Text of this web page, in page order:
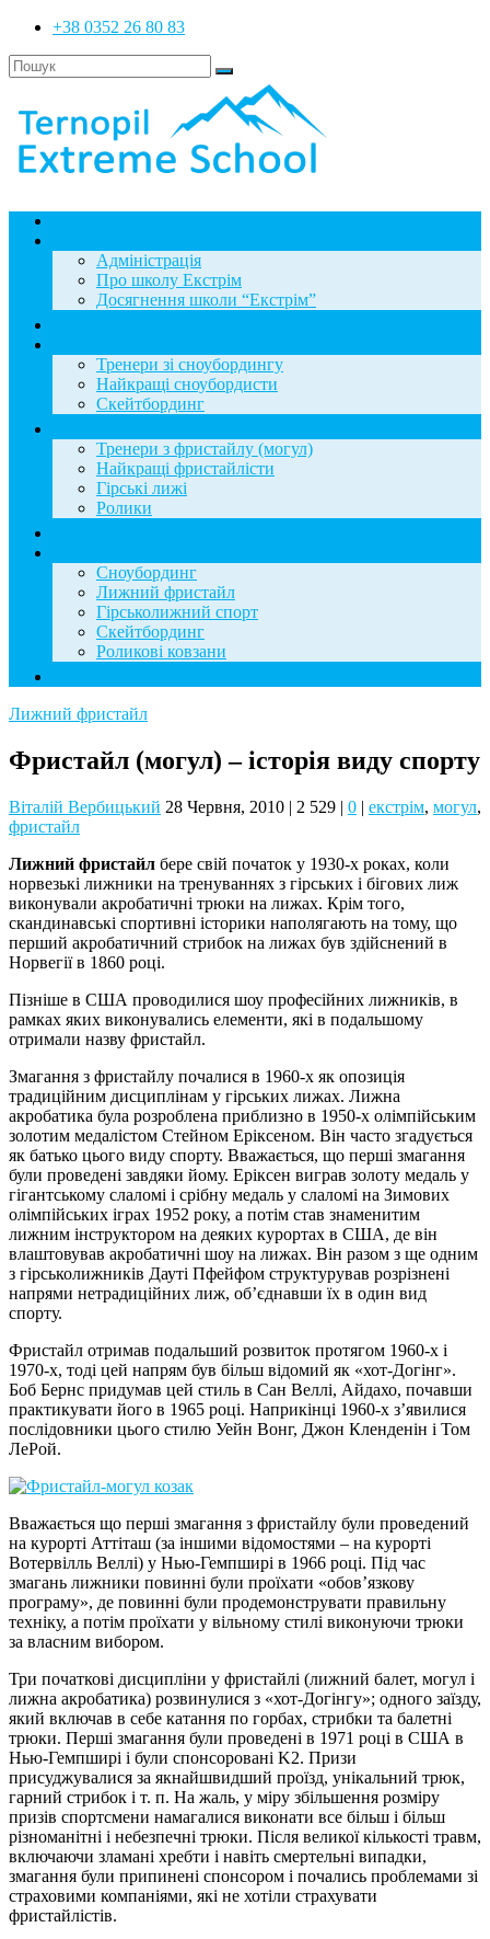
+38 0352 26 80 83
Адміністрація
Про школу Екстрім
Досягнення школи “Екстрім”
Тренери зі сноубордингу
Найкращі сноубордисти
Скейтбординг
Тренери з фристайлу (могул)
Найкращі фристайлісти
Гірські лижі
Ролики
Сноубординг
Лижний фристайл
Гірськолижний спорт
Скейтбординг
Роликові ковзани
Лижний фристайл
Фристайл (могул) – історія виду спорту
Віталій Вербицький 28 Червня, 2010 | 2 529 | 0 | екстрім, могул,
фристайл
Лижний фристайл бере свій початок у 1930-х роках, коли
норвезькі лижники на тренуваннях з гірських і бігових лиж
виконували акробатичні трюки на лижах. Крім того,
скандинавські спортивні історики наполягають на тому, що
перший акробатичний стрибок на лижах був здійснений в
Норвегії в 1860 році.
Пізніше в США проводилися шоу професійних лижників, в
рамках яких виконувались елементи, які в подальшому
отримали назву фристайл.
Змагання з фристайлу почалися в 1960-х як опозиція
традиційним дисциплінам у гірських лижах. Лижна
акробатика була розроблена приблизно в 1950-х олімпійським
золотим медалістом Стейном Еріксеном. Він часто згадується
як батько цього виду спорту. Вважається, що перші змагання
були проведені завдяки йому. Еріксен виграв золоту медаль у
гігантському слаломі і срібну медаль у слаломі на Зимових
олімпійських іграх 1952 року, а потім став знаменитим
лижним інструктором на деяких курортах в США, де він
влаштовував акробатичні шоу на лижах. Він разом з ще одним
з гірськолижників Дауті Пфейфом структурував розрізнені
напрями нетрадиційних лиж, об’єднавши їх в один вид
спорту.
Фристайл отримав подальший розвиток протягом 1960-х і
1970-х, тоді цей напрям був більш відомий як «хот-Догінг».
Боб Бернс придумав цей стиль в Сан Веллі, Айдахо, почавши
практикувати його в 1965 році. Наприкінці 1960-х з’явилися
послідовники цього стилю Уейн Вонг, Джон Кленденін і Том
ЛеРой.
Вважається що перші змагання з фристайлу були проведений
на курорті Аттіташ (за іншими відомостями – на курорті
Вотервілль Веллі) у Нью-Гемпширі в 1966 році. Під час
змагань лижники повинні були проїхати «обов’язкову
програму», де повинні були продемонструвати правильну
техніку, а потім проїхати у вільному стилі виконуючи трюки
за власним вибором.
Три початкові дисципліни у фристайлі (лижний балет, могул і
лижна акробатика) розвинулися з «хот-Догінгу»; одного заїзду,
який включав в себе катання по горбах, стрибки та балетні
трюки. Перші змагання були проведені в 1971 році в США в
Нью-Гемпширі і були спонсоровані K2. Призи
присуджувалися за якнайшвидший проїзд, унікальний трюк,
гарний стрибок і т. п. На жаль, у міру збільшення розміру
призів спортсмени намагалися виконати все більш і більш
різноманітні і небезпечні трюки. Після великої кількості травм,
включаючи зламані хребти і навіть смертельні випадки,
змагання були припинені спонсором і почались проблемами зі
страховими компаніями, які не хотіли страхувати
фристайлістів.